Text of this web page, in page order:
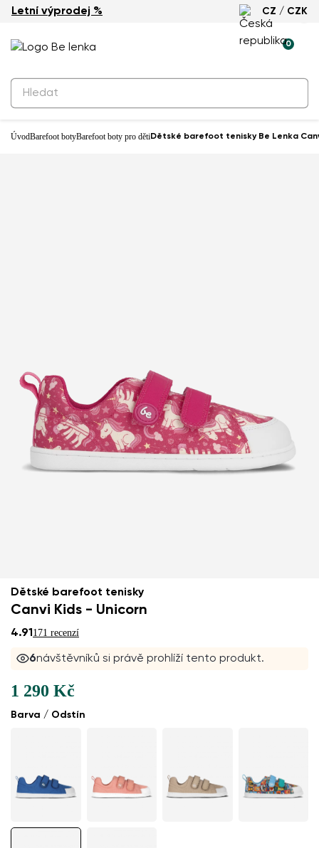
Letní výprodej % CZ / CZK
0
ÚvodBarefoot botyBarefoot boty pro dětiDětské barefoot tenisky Be Lenka
Novinka
Dětské barefoot tenisky
Canvi Kids - Unicorn
4.91171 recenzí
6návštěvníků si právě prohlíží tento produkt.
Barva / Odstín
1 290 Kč